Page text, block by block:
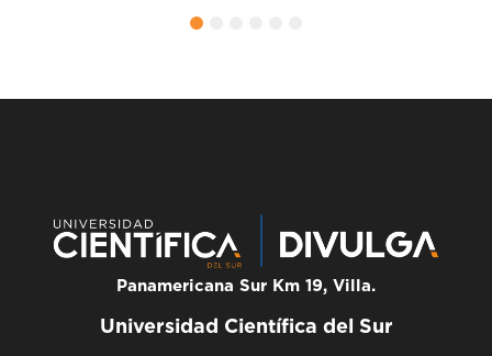
4
Panamericana Sur Km 19, Villa.
Universidad Científica del Sur